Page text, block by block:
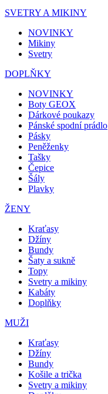
SVETRY A MIKINY
NOVINKY
Mikiny
Svetry
DOPLŇKY
NOVINKY
Boty GEOX
Dárkové poukazy
Pánské spodní prádlo
Pásky
Peněženky
Tašky
Čepice
Šály
Plavky
ŽENY
Kraťasy
Džíny
Bundy
Šaty a sukně
Topy
Svetry a mikiny
Kabáty
Doplňky
MUŽI
Kraťasy
Džíny
Bundy
Košile a trička
Svetry a mikiny